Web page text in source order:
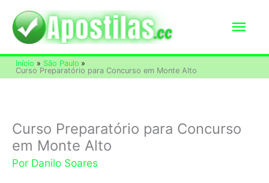
para
conteúdo
Início
São Paulo
Curso Preparatório para Concurso em Monte Alto
Curso Preparatório para Concurso
em Monte Alto
Por Danilo Soares